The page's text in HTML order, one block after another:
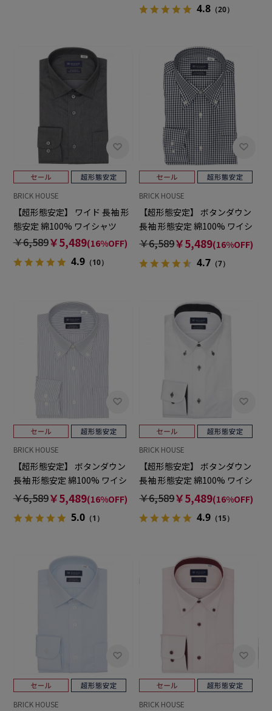
4.8 （20）
BRICK HOUSE
【超形態安定】 ワイド 長袖 形
態安定 綿100% ワイシャツ
￥6,589￥5,489(16%OFF)
4.9（10）
BRICK HOUSE
【超形態安定】 ボタンダウン
長袖 形態安定 綿100% ワイシ
ャツ
￥6,589￥5,489(16%OFF)
4.7 （7）
BRICK HOUSE
【超形態安定】 ボタンダウン
長袖 形態安定 綿100% ワイシ
ャツ
￥6,589￥5,489(16%OFF)
5.0（1）
BRICK HOUSE
【超形態安定】 ボタンダウン
長袖 形態安定 綿100% ワイシ
ャツ
￥6,589￥5,489(16%OFF)
4.9 （15）
BRICK HOUSE BRICK HOUSE